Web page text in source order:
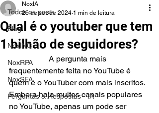
Todos os posts
Blog
NoxINC
NoxRPA
NoxSFA
Perguntas & Respostas - IA
Qual é o youtuber que tem
1 bilhão de seguidores?
NoxIA
26 de set. de 2024 1 min de leitura
		A pergunta mais
frequentemente feita no YouTube é
quem é o YouTuber com mais inscritos.
Embora haja muitos canais populares
no YouTube, apenas um pode ser